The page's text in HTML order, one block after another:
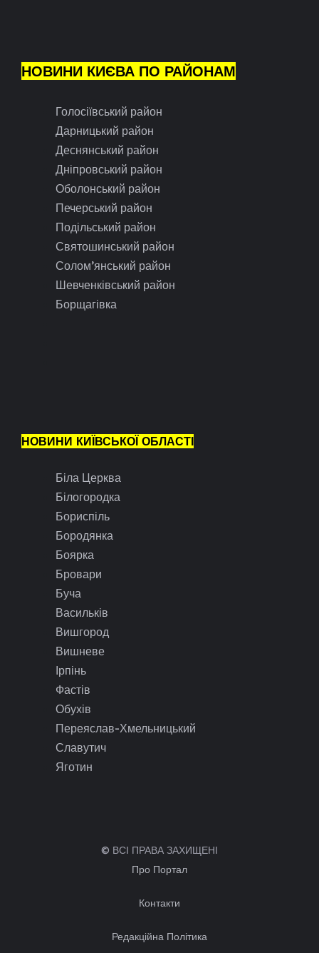
НОВИНИ КИЄВА ПО РАЙОНАМ
Голосіївський район
Дарницький район
Деснянський район
Дніпровський район
Оболонський район
Печерський район
Подільський район
Святошинський район
Солом’янський район
Шевченківський район
Борщагівка
НОВИНИ КИЇВСЬКОЇ ОБЛАСТІ
Біла Церква
Білогородка
Бориспіль
Бородянка
Боярка
Бровари
Буча
Васильків
Вишгород
Вишневе
Ірпінь
Фастів
Обухів
Переяслав-Хмельницький
Славутич
Яготин
© ВСІ ПРАВА ЗАХИЩЕНІ
Про Портал
Контакти
Редакційна Політика